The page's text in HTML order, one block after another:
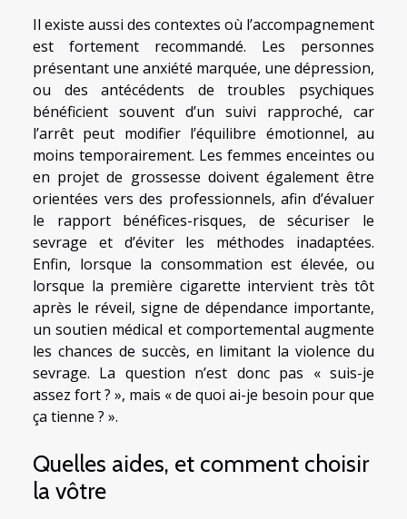
Il existe aussi des contextes où l’accompagnement
est fortement recommandé. Les personnes
présentant une anxiété marquée, une dépression,
ou des antécédents de troubles psychiques
bénéficient souvent d’un suivi rapproché, car
l’arrêt peut modifier l’équilibre émotionnel, au
moins temporairement. Les femmes enceintes ou
en projet de grossesse doivent également être
orientées vers des professionnels, afin d’évaluer
le rapport bénéfices-risques, de sécuriser le
sevrage et d’éviter les méthodes inadaptées.
Enfin, lorsque la consommation est élevée, ou
lorsque la première cigarette intervient très tôt
après le réveil, signe de dépendance importante,
un soutien médical et comportemental augmente
les chances de succès, en limitant la violence du
sevrage. La question n’est donc pas « suis-je
assez fort ? », mais « de quoi ai-je besoin pour que
ça tienne ? ».
Quelles aides, et comment choisir
la vôtre